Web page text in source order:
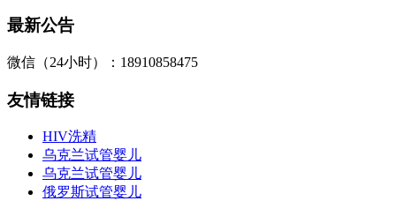
最新公告
微信（24小时）：18910858475
友情链接
HIV洗精
乌克兰试管婴儿
乌克兰试管婴儿
俄罗斯试管婴儿